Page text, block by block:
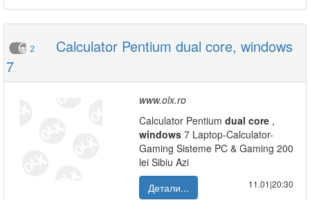
2
Calculator Pentium dual core, windows
7
www.olx.ro
Calculator Pentium dual core ,
windows 7 Laptop-Calculator-
Gaming Sisteme PC & Gaming 200
lei Sibiu Azi
Детали...
11.01|20:30